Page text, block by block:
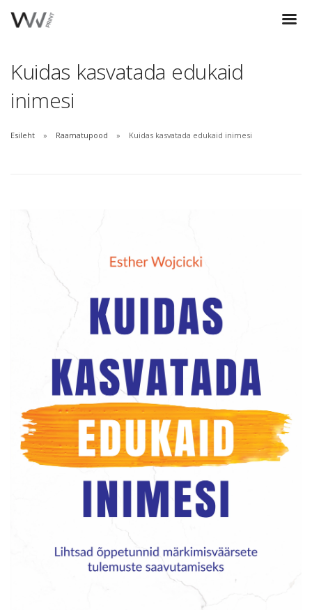
Kuidas kasvatada edukaid
inimesi
Esileht Raamatupood Kuidas kasvatada edukaid inimesi